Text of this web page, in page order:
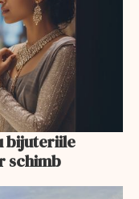
bijuteriile
schimb